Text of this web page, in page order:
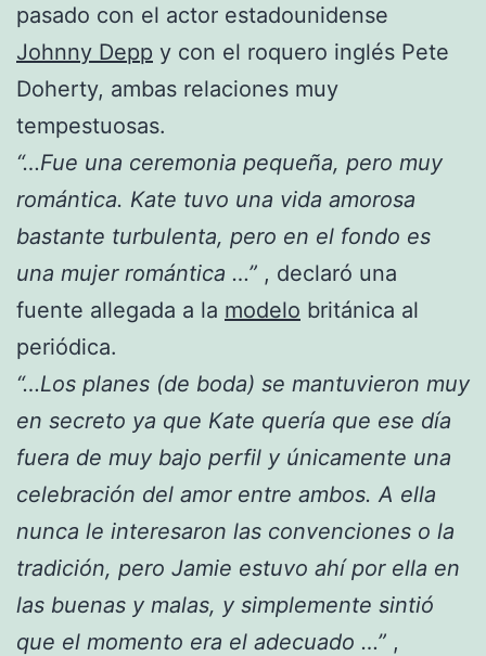
pasado con el actor estadounidense
Johnny Depp y con el roquero inglés Pete
Doherty, ambas relaciones muy
tempestuosas.
“…Fue una ceremonia pequeña, pero muy
romántica. Kate tuvo una vida amorosa
bastante turbulenta, pero en el fondo es
una mujer romántica …” , declaró una
fuente allegada a la modelo británica al
periódica.
“…Los planes (de boda) se mantuvieron muy
en secreto ya que Kate quería que ese día
fuera de muy bajo perfil y únicamente una
celebración del amor entre ambos. A ella
nunca le interesaron las convenciones o la
tradición, pero Jamie estuvo ahí por ella en
las buenas y malas, y simplemente sintió
que el momento era el adecuado …” ,